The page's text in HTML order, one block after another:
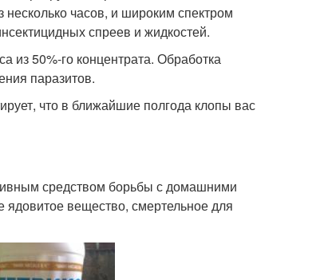
часов, и широким спектром
спреев и жидкостей.
из 50%-го концентрата. Обработка
паразитов.
что в ближайшие полгода клопы вас
средством борьбы с домашними
ядовитое вещество, смертельное для